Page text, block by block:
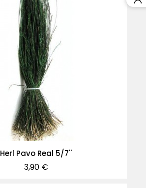
Herl Pavo Real 5/7''
Precio
3,90 €